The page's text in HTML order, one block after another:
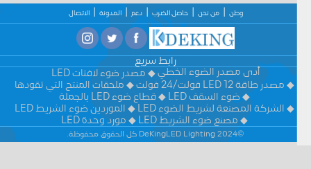
وطن من نحن حاصل الضرب دعم المدونة الاتصال
رابط سريع
أدى مصدر الضوء الخطي
مصدر ضوء لافتات LED
مصدر طاقة LED 12 فولت/24 فولت
ملحقات المنتج التي تقودها
ضوء السقف LED
قطاع ضوء LED بالجملة
الشركة المصنعة لشريط الضوء LED
الموردين ضوء الشريط LED
مصنع ضوء الشريط LED
مورد وحدة LED